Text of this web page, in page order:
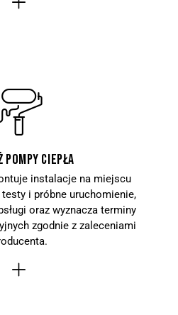
pompy ciepła
instalacje na miejscu
i próbne uruchomienie,
oraz wyznacza terminy
zgodnie z zaleceniami